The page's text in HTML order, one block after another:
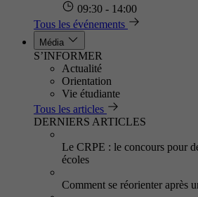
09:30 - 14:00
Tous les événements
Média
S’INFORMER
Actualité
Orientation
Vie étudiante
Tous les articles
DERNIERS ARTICLES
Le CRPE : le concours pour
écoles
Comment se réorienter après